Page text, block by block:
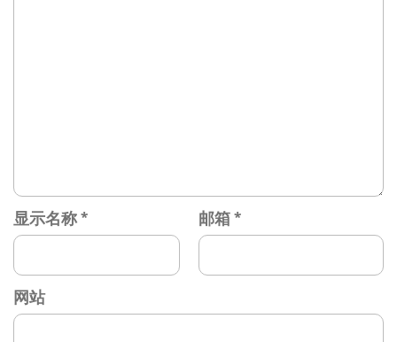
显示名称* 邮箱*
网站